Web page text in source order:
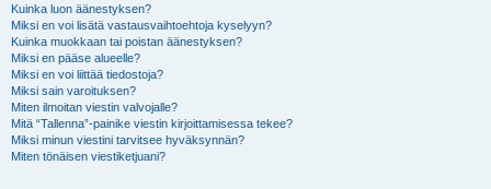
Kuinka luon äänestyksen?
Miksi en voi lisätä vastausvaihtoehtoja kyselyyn?
Kuinka muokkaan tai poistan äänestyksen?
Miksi en pääse alueelle?
Miksi en voi liittää tiedostoja?
Miksi sain varoituksen?
Miten ilmoitan viestin valvojalle?
Mitä “Tallenna”-painike viestin kirjoittamisessa tekee?
Miksi minun viestini tarvitsee hyväksynnän?
Miten tönäisen viestiketjuani?